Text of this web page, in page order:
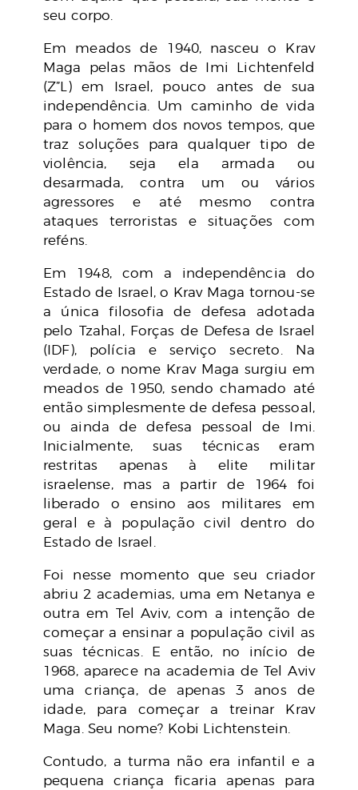
seu corpo.
Em meados de 1940, nasceu o Krav
Maga pelas mãos de Imi Lichtenfeld
(Z”L) em Israel, pouco antes de sua
independência. Um caminho de vida
para o homem dos novos tempos, que
traz soluções para qualquer tipo de
violência, seja ela armada ou
desarmada, contra um ou vários
agressores e até mesmo contra
ataques terroristas e situações com
reféns.
Em 1948, com a independência do
Estado de Israel, o Krav Maga tornou-se
a única filosofia de defesa adotada
pelo Tzahal, Forças de Defesa de Israel
(IDF), polícia e serviço secreto. Na
verdade, o nome Krav Maga surgiu em
meados de 1950, sendo chamado até
então simplesmente de defesa pessoal,
ou ainda de defesa pessoal de Imi.
Inicialmente, suas técnicas eram
restritas apenas à elite militar
israelense, mas a partir de 1964 foi
liberado o ensino aos militares em
geral e à população civil dentro do
Estado de Israel.
Foi nesse momento que seu criador
abriu 2 academias, uma em Netanya e
outra em Tel Aviv, com a intenção de
começar a ensinar a população civil as
suas técnicas. E então, no início de
1968, aparece na academia de Tel Aviv
uma criança, de apenas 3 anos de
idade, para começar a treinar Krav
Maga. Seu nome? Kobi Lichtenstein.
Contudo, a turma não era infantil e a
pequena criança ficaria apenas para